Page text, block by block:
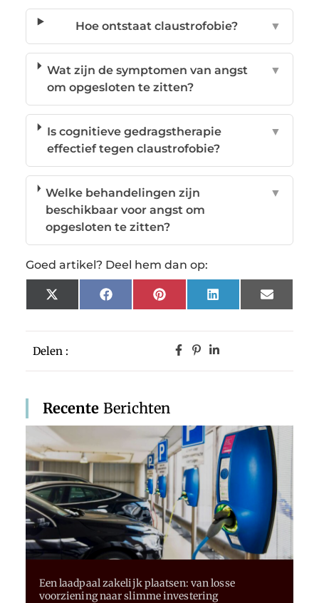
Delen :
Recente Berichten
Een laadpaal zakelijk plaatsen: van losse
voorziening naar slimme investering
Hoe ontstaat claustrofobie? ▼
Wat zijn de symptomen van angst
om opgesloten te zitten?
▼
Is cognitieve gedragstherapie
effectief tegen claustrofobie?
▼
Welke behandelingen zijn
beschikbaar voor angst om
opgesloten te zitten?
▼
Goed artikel? Deel hem dan op:
X
(Twitter)
FacebookPinterestLinkedInEmail